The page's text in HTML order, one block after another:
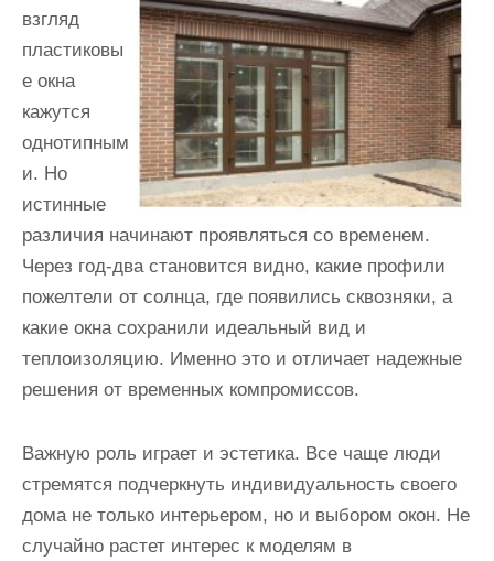
взгляд
пластиковы
е окна
кажутся
однотипным
и. Но
истинные
различия начинают проявляться со временем.
Через год-два становится видно, какие профили
пожелтели от солнца, где появились сквозняки, а
какие окна сохранили идеальный вид и
теплоизоляцию. Именно это и отличает надежные
решения от временных компромиссов.
Важную роль играет и эстетика. Все чаще люди
стремятся подчеркнуть индивидуальность своего
дома не только интерьером, но и выбором окон. Не
случайно растет интерес к моделям в